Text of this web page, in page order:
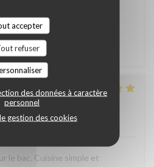
accepter
refuser
des données à caractère
personnel
gestion des cookies
mit guten Preis
freundliches Personal Wir
2
Cuisine:5/5 Qualité / Prix
le bac. Cuisine simple et